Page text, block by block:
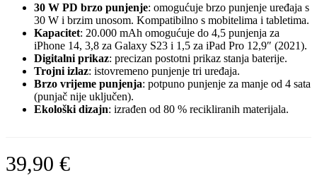
30 W PD brzo punjenje: omogućuje brzo punjenje uređaja s
30 W i brzim unosom. Kompatibilno s mobitelima i tabletima.
Kapacitet: 20.000 mAh omogućuje do 4,5 punjenja za
iPhone 14, 3,8 za Galaxy S23 i 1,5 za iPad Pro 12,9″ (2021).
Digitalni prikaz: precizan postotni prikaz stanja baterije.
Trojni izlaz: istovremeno punjenje tri uređaja.
Brzo vrijeme punjenja: potpuno punjenje za manje od 4 sata
(punjač nije uključen).
Ekološki dizajn: izrađen od 80 % recikliranih materijala.
39,90 €